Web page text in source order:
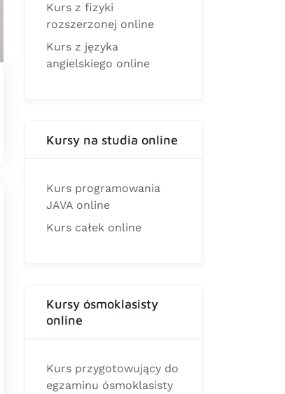
Kurs z fizyki
rozszerzonej online
Kurs z języka
angielskiego online
Kursy na studia online
Kurs programowania
JAVA online
Kurs całek online
Kursy ósmoklasisty
online
Kurs przygotowujący do
egzaminu ósmoklasisty